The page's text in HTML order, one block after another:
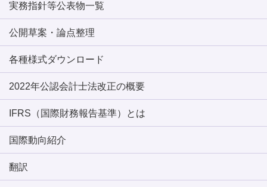
実務指針等公表物一覧
公開草案・論点整理
各種様式ダウンロード
2022年公認会計士法改正の概要
IFRS（国際財務報告基準）とは
国際動向紹介
翻訳